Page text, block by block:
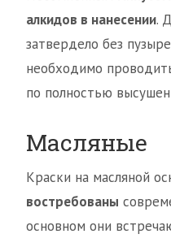
алкидов в нанесении.
затвердело без
необходимо
по полностью
Масляные
Краски на масляной
востребованы
основном они